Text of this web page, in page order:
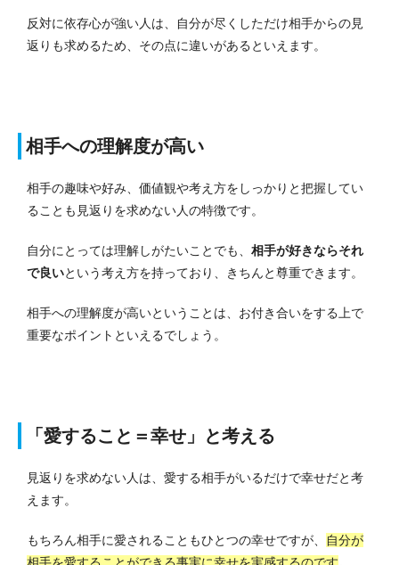
反対に依存心が強い人は、自分が尽くしただけ相手からの見
返りも求めるため、その点に違いがあるといえます。
相手への理解度が高い
相手の趣味や好み、価値観や考え方をしっかりと把握してい
ることも見返りを求めない人の特徴です。
自分にとっては理解しがたいことでも、 相手が好きならそれ
で良いという考え方を持っており、きちんと尊重できます。
相手への理解度が高いということは、お付き合いをする上で
重要なポイントといえるでしょう。
「愛すること＝幸せ」と考える
見返りを求めない人は、愛する相手がいるだけで幸せだと考
えます。
もちろん相手に愛されることもひとつの幸せですが、
自分が